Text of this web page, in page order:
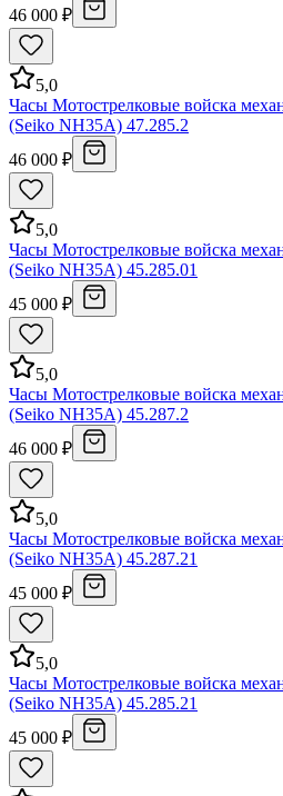
46 000 ₽
5,0
Часы Мотострелковые войска
(Seiko NH35A) 47.285.2
46 000 ₽
5,0
Часы Мотострелковые войска
(Seiko NH35A) 45.285.01
45 000 ₽
5,0
Часы Мотострелковые войска
(Seiko NH35A) 45.287.2
46 000 ₽
5,0
Часы Мотострелковые войска
(Seiko NH35A) 45.287.21
45 000 ₽
5,0
Часы Мотострелковые войска
(Seiko NH35A) 45.285.21
45 000 ₽